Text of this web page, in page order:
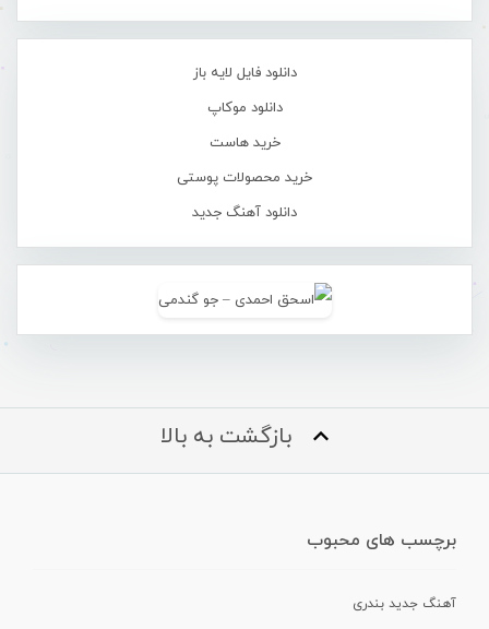
دانلود فایل لایه باز
دانلود موکاپ
خرید هاست
خرید محصولات پوستی
دانلود آهنگ جدید
بازگشت به بالا
برچسب های محبوب
آهنگ جدید بندری